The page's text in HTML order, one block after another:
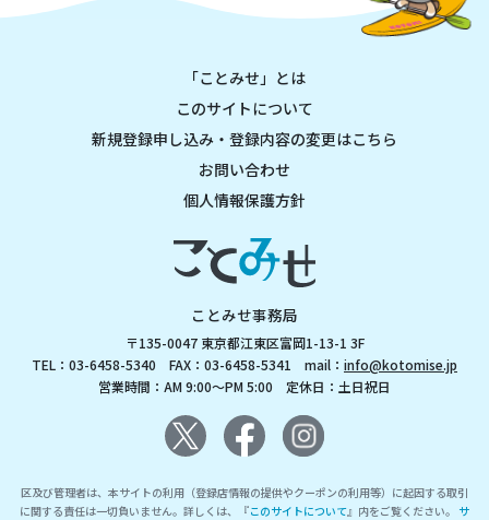
「ことみせ」とは
このサイトについて
新規登録申し込み・登録内容の変更はこちら
お問い合わせ
個人情報保護方針
ことみせ事務局
〒135-0047 東京都江東区富岡1-13-1 3F
TEL：03-6458-5340 FAX：03-6458-5341 mail： info@kotomise.jp
営業時間：AM 9:00～PM 5:00 定休日：土日祝日
区及び管理者は、本サイトの利用（登録店情報の提供やクーポンの利用等）に起因する取引
に関する責任は一切負いません。詳しくは、『このサイトについて』内をご覧ください。 サ